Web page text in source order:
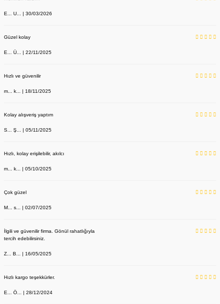
YENİ ÜRÜN
E... U... | 30/03/2026
Güzel kolay
E... Ü... | 22/11/2025
Hızlı ve güvenilir
m... k... | 18/11/2025
Kolay alışveriş yaptım
S... Ş... | 05/11/2025
Hızlı, kolay erişilebilir, akılcı
m... k... | 05/10/2025
Çok güzel
M... s... | 02/07/2025
İlgili ve güvenilir firma. Gönül rahatlığıyla
tercih edebilirsiniz.
Z... B... | 16/05/2025
Hızlı kargo teşekkürler.
E... Ö... | 28/12/2024